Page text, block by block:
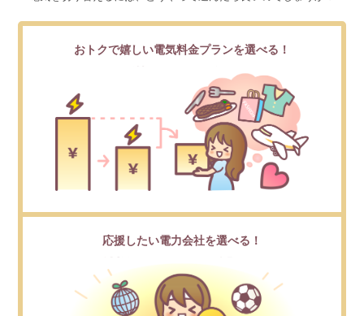
おトクで嬉しい電気料金プランを選べる！
応援したい電力会社を選べる！